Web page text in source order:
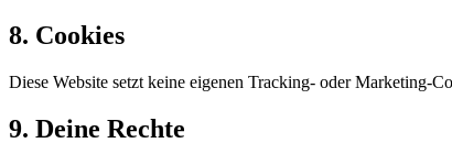
8. Cookies
Diese Website setzt keine eigenen Tracking- oder Marketing-
9. Deine Rechte